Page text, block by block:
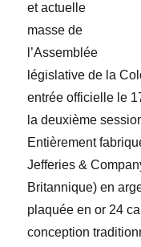
et actuelle
masse de
l’Assemblée
législative de la
entrée officielle le
la deuxième
Entièrement
Jefferies &
Britannique) en
plaquée en or 24
conception